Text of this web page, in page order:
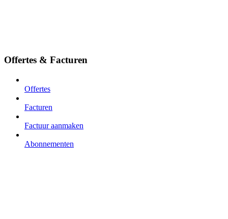
Offertes & Facturen
Offertes
Facturen
Factuur aanmaken
Abonnementen